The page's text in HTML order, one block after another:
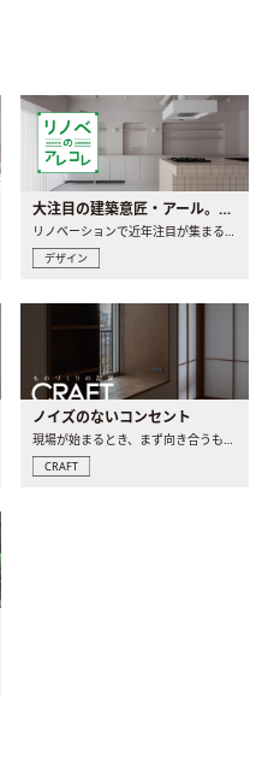
大注目の建築意匠・アール。人気の理由と空間に取り入れるポイント
デザイン
ノイズのないコンセント
CRAFT